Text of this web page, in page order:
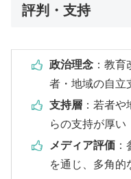
評判・支持
政治理念：教育
者・地域の自立
支持層：若者や
らの支持が厚い
メディア評価：
を通じ、多角的